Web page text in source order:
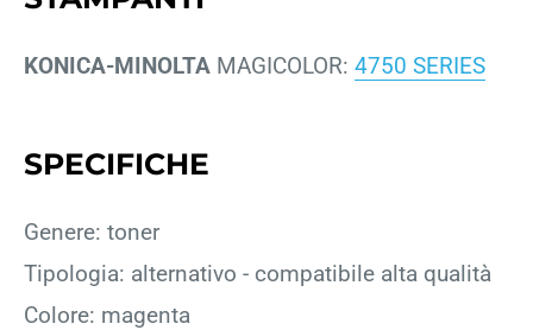
KONICA-MINOLTA MAGICOLOR: 4750 SERIES
SPECIFICHE
Genere: toner
Tipologia: alternativo - compatibile alta qualità
Colore: magenta